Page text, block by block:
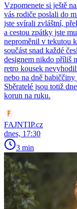
Vzpomenete si ještě
vás rodiče poslali do
jste svírali zvláštní,
a cestou zpátky jste
neproměnil v tekutou
součást snad každé
designem nikdo příliš
retro kousek
nebo na dně
Sběratelé jsou totiž
korun na ruku.
FAJNTIP.cz
dnes, 17:30
3 min